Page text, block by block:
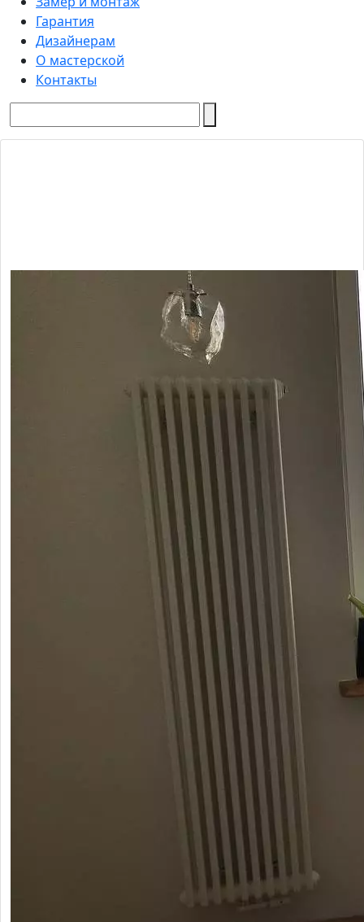
Гарантия
Дизайнерам
О мастерской
Контакты